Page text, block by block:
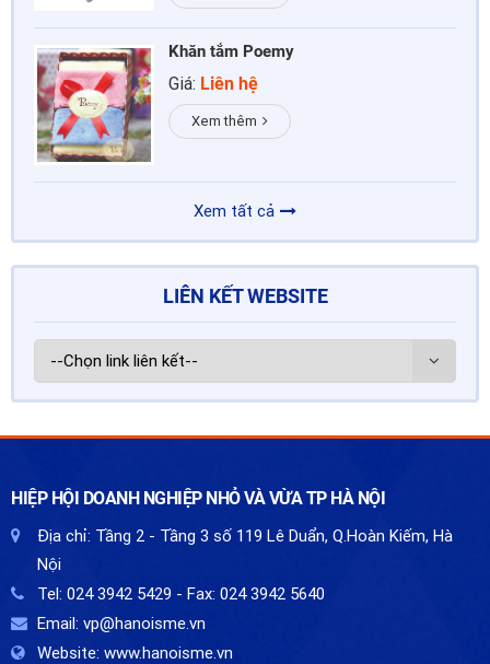
Khăn tắm Poemy
Giá: Liên hệ
Xem thêm
Xem tất cả
LIÊN KẾT WEBSITE
HIỆP HỘI DOANH NGHIỆP NHỎ VÀ VỪA TP HÀ NỘI
Địa chỉ: Tầng 2 - Tầng 3 số 119 Lê Duẩn, Q.Hoàn Kiếm, Hà
Nội
Tel: 024 3942 5429 - Fax: 024 3942 5640
Email: vp@hanoisme.vn
Website: www.hanoisme.vn